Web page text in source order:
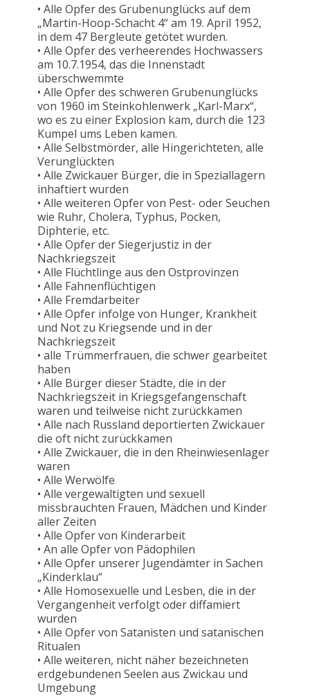
• Alle Opfer des Grubenunglücks auf dem
„Martin-Hoop-Schacht 4“ am 19. April 1952,
in dem 47 Bergleute getötet wurden.
• Alle Opfer des verheerendes Hochwassers
am 10.7.1954, das die Innenstadt
überschwemmte
• Alle Opfer des schweren Grubenunglücks
von 1960 im Steinkohlenwerk „Karl-Marx“,
wo es zu einer Explosion kam, durch die 123
Kumpel ums Leben kamen.
• Alle Selbstmörder, alle Hingerichteten, alle
Verunglückten
• Alle Zwickauer Bürger, die in Speziallagern
inhaftiert wurden
• Alle weiteren Opfer von Pest- oder Seuchen
wie Ruhr, Cholera, Typhus, Pocken,
Diphterie, etc.
• Alle Opfer der Siegerjustiz in der
Nachkriegszeit
• Alle Flüchtlinge aus den Ostprovinzen
• Alle Fahnenflüchtigen
• Alle Fremdarbeiter
• Alle Opfer infolge von Hunger, Krankheit
und Not zu Kriegsende und in der
Nachkriegszeit
• alle Trümmerfrauen, die schwer gearbeitet
haben
• Alle Bürger dieser Städte, die in der
Nachkriegszeit in Kriegsgefangenschaft
waren und teilweise nicht zurückkamen
• Alle nach Russland deportierten Zwickauer
die oft nicht zurückkamen
• Alle Zwickauer, die in den Rheinwiesenlager
waren
• Alle Werwölfe
• Alle vergewaltigten und sexuell
missbrauchten Frauen, Mädchen und Kinder
aller Zeiten
• Alle Opfer von Kinderarbeit
• An alle Opfer von Pädophilen
• Alle Opfer unserer Jugendämter in Sachen
„Kinderklau“
• Alle Homosexuelle und Lesben, die in der
Vergangenheit verfolgt oder diffamiert
wurden
• Alle Opfer von Satanisten und satanischen
Ritualen
• Alle weiteren, nicht näher bezeichneten
erdgebundenen Seelen aus Zwickau und
Umgebung